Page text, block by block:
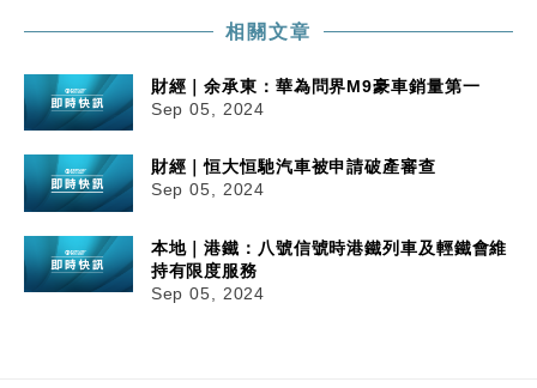
相關文章
財經｜余承東：華為問界M9豪車銷量第一
Sep 05, 2024
財經｜恒大恒馳汽車被申請破產審查
Sep 05, 2024
本地｜港鐵：八號信號時港鐵列車及輕鐵會維
持有限度服務
Sep 05, 2024